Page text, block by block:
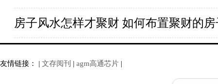
房子风水怎样才聚财 如何布置聚财的
友情链接： | 文存阅刊 | agm高通芯片 |